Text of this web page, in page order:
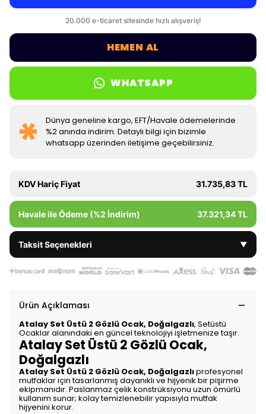
HEMEN AL
WHATSAPP
Dünya geneline kargo, EFT/Havale ödemelerinde
%2 anında indirim. Detaylı bilgi için bizimle
whatsapp üzerinden iletişime geçebilirsiniz.
KDV Hariç Fiyat 31.735,83 TL
Havale ile Ödeme (%2 İndirim) 37.321,34 TL
Taksit Seçenekleri ▼
Ürün Açıklaması
Atalay Set Üstü 2 Gözlü Ocak, Doğalgazlı, Setüstü
Ocaklar alanındaki en güncel teknolojiyi işletmenize taşır.
Atalay Set Üstü 2 Gözlü Ocak,
Doğalgazlı
Atalay Set Üstü 2 Gözlü Ocak, Doğalgazlıprofesyonel
mutfaklar için tasarlanmış dayanıklı ve hijyenik bir pişirme
ekipmanıdır. Paslanmaz çelik konstrüksiyonu uzun ömürlü
kullanım sunar; kolay temizlenebilir yapısıyla mutfak
hijyenini korur.